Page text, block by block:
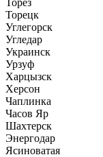
Торез
Торецк
Углегорск
Угледар
Украинск
Урзуф
Харцызск
Херсон
Чаплинка
Часов Яр
Шахтерск
Энергодар
Ясиноватая